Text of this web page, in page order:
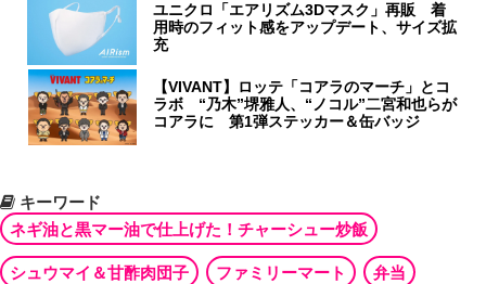
ユニクロ「エアリズム3Dマスク」再販 着
用時のフィット感をアップデート、サイズ拡
充
【VIVANT】ロッテ「コアラのマーチ」とコ
ラボ “乃木”堺雅人、“ノコル”二宮和也らが
コアラに 第1弾ステッカー＆缶バッジ
キーワード
ネギ油と黒マー油で仕上げた！チャーシュー炒飯
シュウマイ＆甘酢肉団子 ファミリーマート 弁当